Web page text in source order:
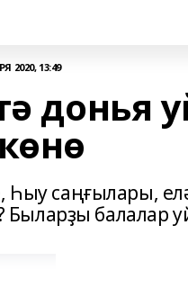
2020, 13:49
донья
Һыу саңғылары,
балалар